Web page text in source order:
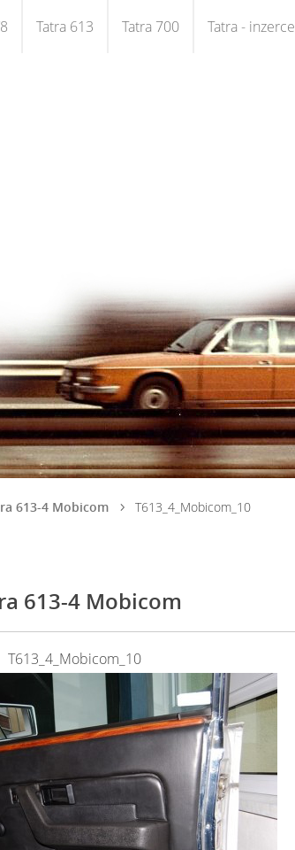
Tatra 613 Tatra 700 Tatra - inzerce
613-4 Mobicom T613_4_Mobicom_10
613-4 Mobicom
T613_4_Mobicom_10